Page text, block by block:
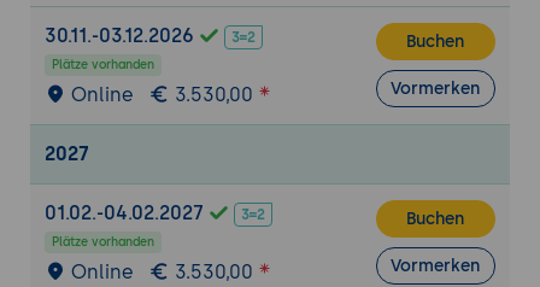
Hochverfügbare virtuelle Maschinen
30.11.-03.12.2026
Plätze vorhanden
Online 3.530,00
Buchen
Vormerken
2027
01.02.-04.02.2027
Plätze vorhanden
Online 3.530,00
Buchen
Vormerken